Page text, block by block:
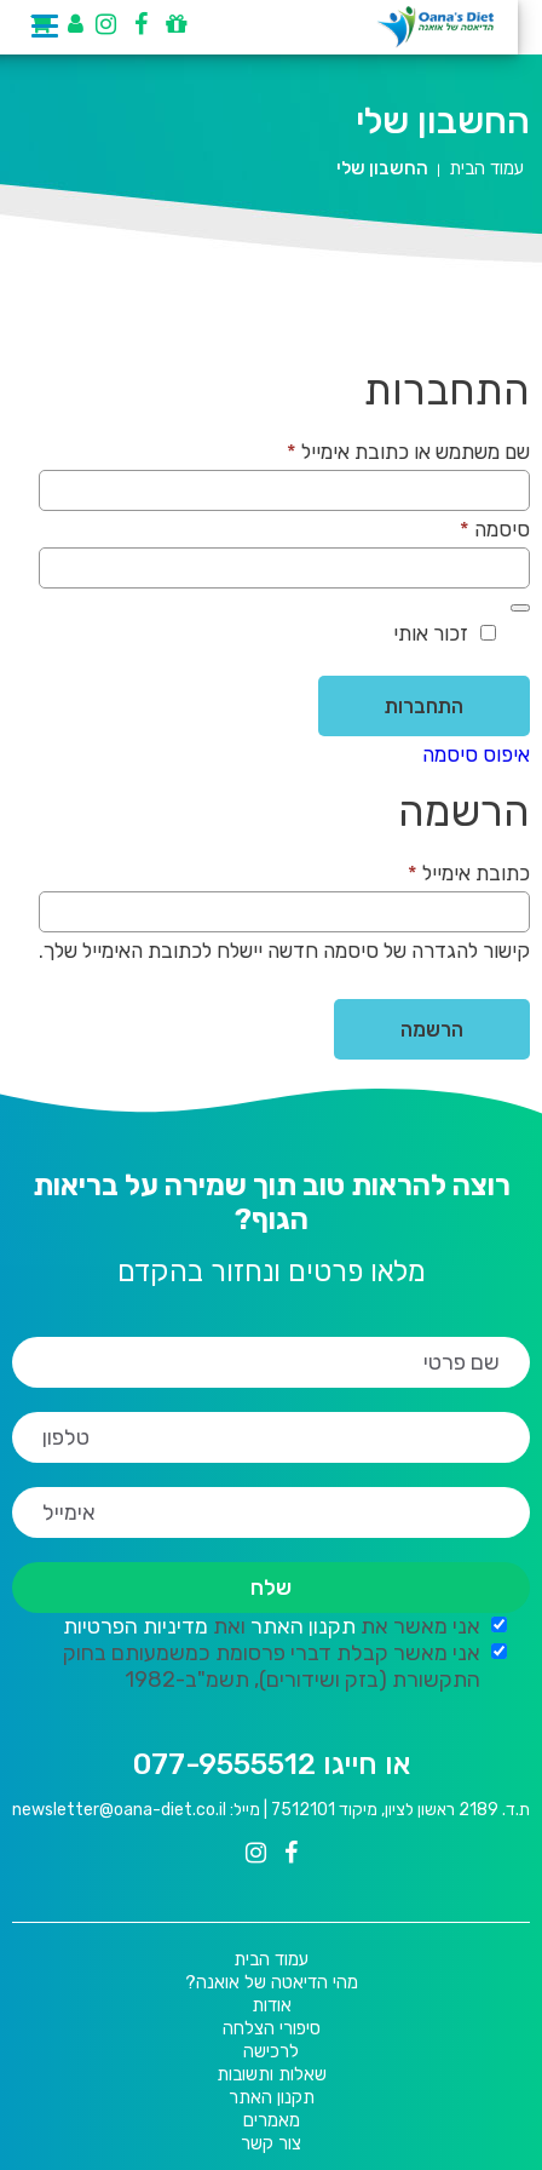
החשבון שלי
עמוד הבית | החשבון שלי
התחברות
שם משתמש או כתובת אימייל* חובה
סיסמה* חובה
זכור אותי
התחברות
איפוס סיסמה
הרשמה
כתובת אימייל* חובה
קישור להגדרה של סיסמה חדשה יישלח לכתובת האימייל שלך.
הרשמה
רוצה להראות טוב תוך שמירה על בריאות
הגוף?
מלאו פרטים ונחזור בהקדם
אני מאשר אתתקנון האתרואתמדיניות הפרטיות
אני מאשר קבלת דברי פרסומת כמשמעותם בחוק
התקשורת (בזק ושידורים), תשמ"ב-1982
או חייגו 077-9555512
ת.ד. 2189 ראשון לציון, מיקוד 7512101 | מייל: newsletter@oana-diet.co.il
עמוד הבית
מהי הדיאטה של אואנה?
אודות
סיפורי הצלחה
לרכישה
שאלות ותשובות
תקנון האתר
מאמרים
צור קשר